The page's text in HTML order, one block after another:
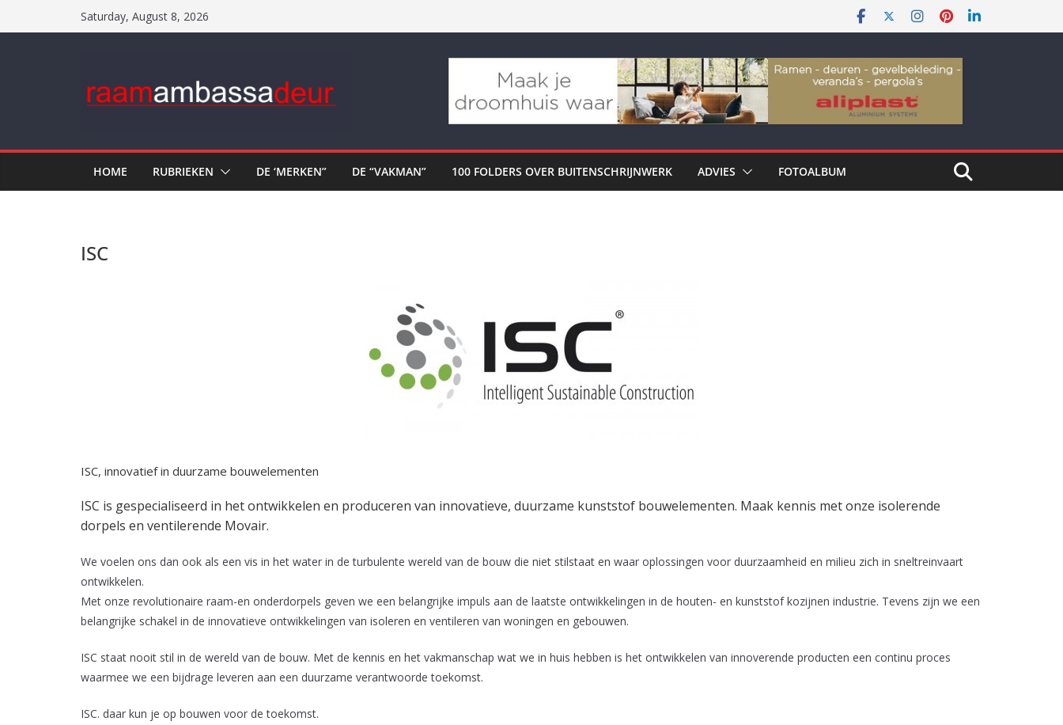
to
Saturday, August 8, 2026
HOME RUBRIEKEN DE ‘MERKEN” DE “VAKMAN” 100 FOLDERS OVER BUITENSCHRIJNWERK ADVIES FOTOALBUM
ISC
ISC, innovatief in duurzame bouwelementen
ISC is gespecialiseerd in het ontwikkelen en produceren van innovatieve, duurzame kunststof bouwelementen. Maak kennis met onze isolerende
dorpels en ventilerende Movair.
We voelen ons dan ook als een vis in het water in de turbulente wereld van de bouw die niet stilstaat en waar oplossingen voor duurzaamheid en milieu zich in sneltreinvaart
ontwikkelen.
Met onze revolutionaire raam-en onderdorpels geven we een belangrijke impuls aan de laatste ontwikkelingen in de houten- en kunststof kozijnen industrie. Tevens zijn we een
belangrijke schakel in de innovatieve ontwikkelingen van isoleren en ventileren van woningen en gebouwen.
ISC staat nooit stil in de wereld van de bouw. Met de kennis en het vakmanschap wat we in huis hebben is het ontwikkelen van innoverende producten een continu proces
waarmee we een bijdrage leveren aan een duurzame verantwoorde toekomst.
ISC. daar kun je op bouwen voor de toekomst.